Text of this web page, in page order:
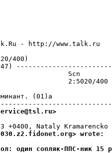
- http://www.talk.ru
400)
651
2:5020/400
теория
wrote:
один сопляк-ППС-ник 15